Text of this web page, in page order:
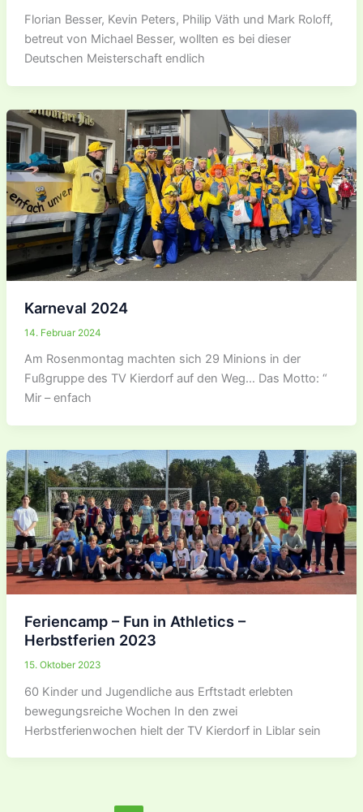
Florian Besser, Kevin Peters, Philip Väth und Mark Roloff,
betreut von Michael Besser, wollten es bei dieser
Deutschen Meisterschaft endlich
Karneval 2024
14. Februar 2024
Am Rosenmontag machten sich 29 Minions in der
Fußgruppe des TV Kierdorf auf den Weg… Das Motto: “
Mir – enfach
Feriencamp – Fun in Athletics –
Herbstferien 2023
15. Oktober 2023
60 Kinder und Jugendliche aus Erftstadt erlebten
bewegungsreiche Wochen In den zwei
Herbstferienwochen hielt der TV Kierdorf in Liblar sein